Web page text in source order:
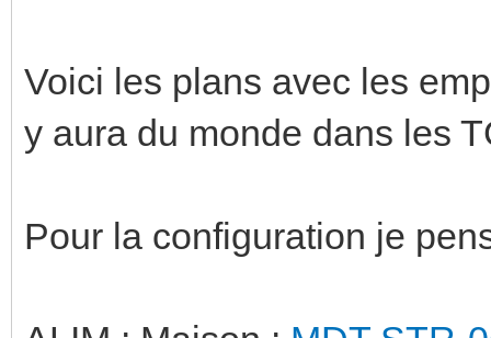
Voici les plans avec les
y aura du monde dans les
Pour la configuration je